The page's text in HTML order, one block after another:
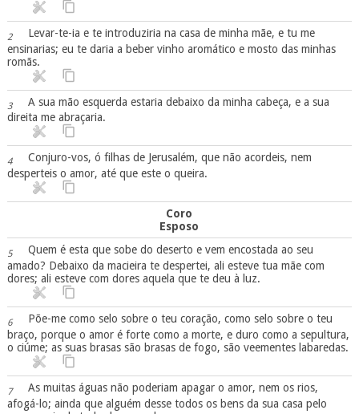
2
Levar-te-ia e te introduziria na casa de minha mãe, e tu me
ensinarias; eu te daria a beber vinho aromático e mosto das minhas
romãs.
3
A sua mão esquerda estaria debaixo da minha cabeça, e a sua
direita me abraçaria.
4
Conjuro-vos, ó filhas de Jerusalém, que não acordeis, nem
desperteis o amor, até que este o queira.
Coro
Esposo
5
Quem é esta que sobe do deserto e vem encostada ao seu
amado? Debaixo da macieira te despertei, ali esteve tua mãe com
dores; ali esteve com dores aquela que te deu à luz.
6
Põe-me como selo sobre o teu coração, como selo sobre o teu
braço, porque o amor é forte como a morte, e duro como a sepultura,
o ciúme; as suas brasas são brasas de fogo, são veementes labaredas.
7
As muitas águas não poderiam apagar o amor, nem os rios,
afogá-lo; ainda que alguém desse todos os bens da sua casa pelo